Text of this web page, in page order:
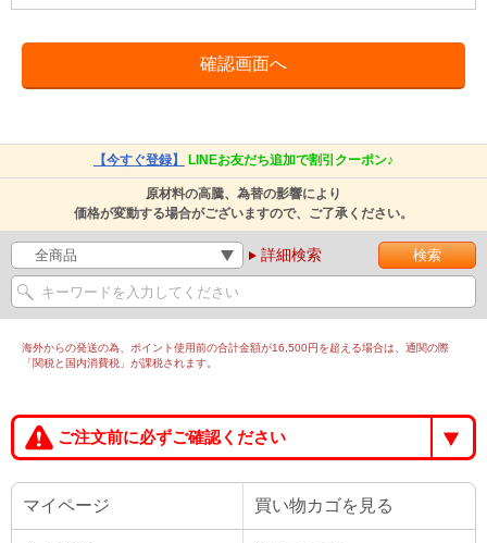
【今すぐ登録】 LINEお友だち追加で割引クーポン♪
原材料の高騰、為替の影響により
価格が変動する場合がございますので、ご了承ください。
詳細検索
海外からの発送の為、ポイント使用前の合計金額が16,500円を超える場合は、通関の際
「関税と国内消費税」が課税されます。
ご注文前に必ずご確認ください
マイページ 買い物カゴを見る